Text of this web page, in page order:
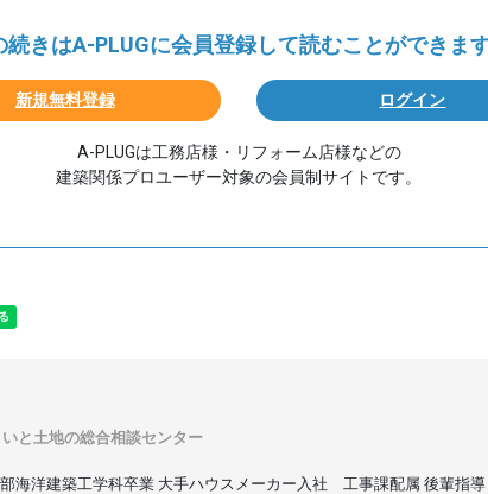
続きはA-PLUGに会員登録して読むことができま
新規無料登録 ログイン
A-PLUGは工務店様・リフォーム店様などの
建築関係プロユーザー対象の会員制サイトです。
と土地の総合相談センター
海洋建築工学科卒業 大手ハウスメーカー入社 工事課配属 後輩指